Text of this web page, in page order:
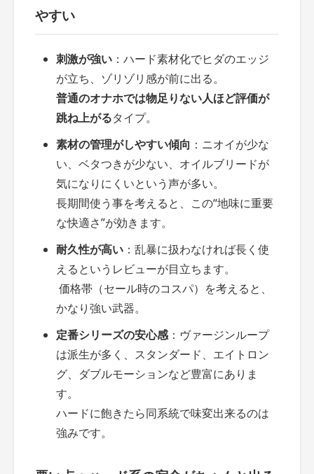
やすい
刺激が強い ：ハード素材化でヒダのエッジ
が立ち、ゾリゾリ感が前に出る。
普通のオナホでは物足りない人ほど評価が
跳ね上がるタイプ。
素材の管理がしやすい傾向 ：ニオイが少な
い、ベタつきが少ない、オイルブリードが
気になりにくいという声が多い。
長期間使う事を考えると、この“地味に重要
な快適さ”が効きます。
耐久性が高い ：乱暴に扱わなければ長く使
えるというレビューが目立ちます。
価格帯（セール時のコスパ）を考えると、
かなり強い武器。
定番シリーズの安心感：ヴァージンループ
は派生が多く、スタンダード、エイトロン
グ、ダブルモーションなど豊富にありま
す。
ハードに飽きたら同系統で味変出来るのは
強みです。